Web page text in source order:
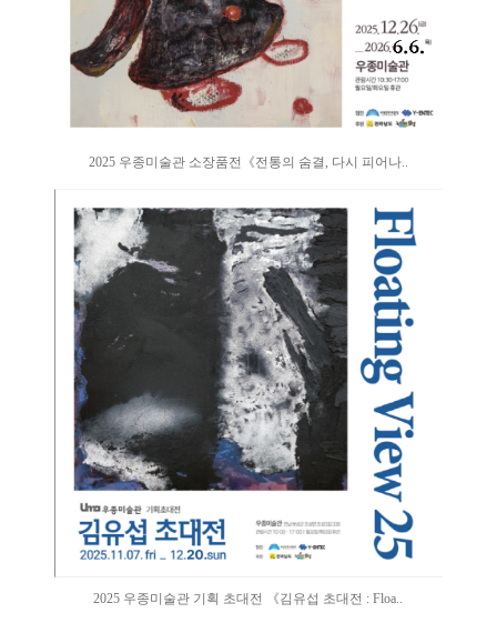
2025 우종미술관 소장품전《전통의 숨결, 다시 피어나..
2025 우종미술관 기획 초대전 《김유섭 초대전 : Floa..